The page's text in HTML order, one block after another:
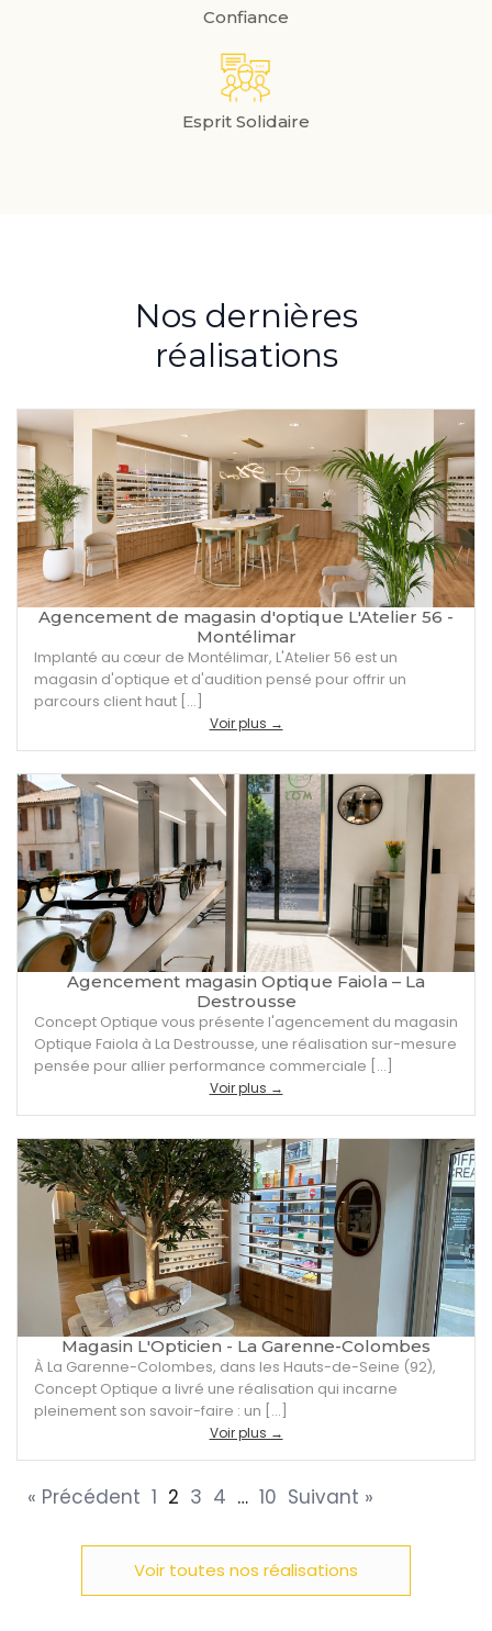
Confiance
Esprit Solidaire
Nos dernières
réalisations
Agencement de magasin d'optique L'Atelier 56 -
Montélimar
Implanté au cœur de Montélimar, L'Atelier 56 est un
magasin d'optique et d'audition pensé pour offrir un
parcours client haut […]
Voir plus →
Agencement magasin Optique Faiola – La
Destrousse
Concept Optique vous présente l'agencement du magasin
Optique Faiola à La Destrousse, une réalisation sur-mesure
pensée pour allier performance commerciale […]
Voir plus →
Magasin L'Opticien - La Garenne-Colombes
À La Garenne-Colombes, dans les Hauts-de-Seine (92),
Concept Optique a livré une réalisation qui incarne
pleinement son savoir-faire : un […]
Voir plus →
« Précédent 1 2 3 4 … 10 Suivant »
Voir toutes nos réalisations